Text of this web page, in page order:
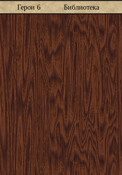
Герои 6 Библиотека